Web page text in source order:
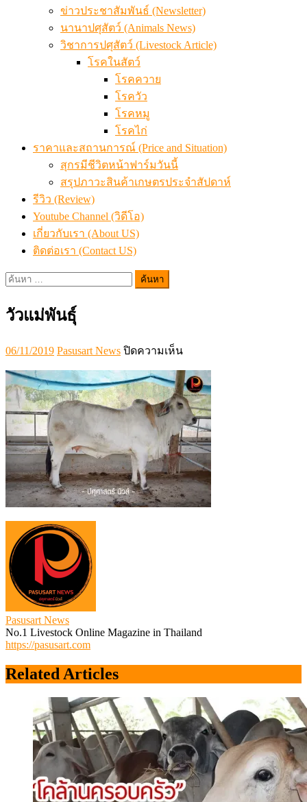
ข่าวประชาสัมพันธ์ (Newsletter)
นานาปศุสัตว์ (Animals News)
วิชาการปศุสัตว์ (Livestock Article)
โรคในสัตว์
โรคควาย
โรควัว
โรคหมู
โรคไก่
ราคาและสถานการณ์ (Price and Situation)
สุกรมีชีวิตหน้าฟาร์มวันนี้
สรุปภาวะสินค้าเกษตรประจำสัปดาห์
รีวิว (Review)
Youtube Channel (วิดีโอ)
เกี่ยวกับเรา (About US)
ติดต่อเรา (Contact US)
ค้นหา
วัวแม่พันธุ์
Posted
on
06/11/2019 Author
Pasusart News ปิดความเห็นบน
แม่
พันธุ์
Pasusart News
No.1 Livestock Online Magazine in Thailand
https://pasusart.com
Related Articles